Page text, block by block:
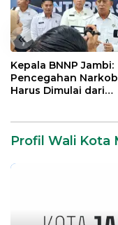
«
Kepala BNNP Jambi:
Pencegahan
Harus Dimulai dari
Profil Wali Kota